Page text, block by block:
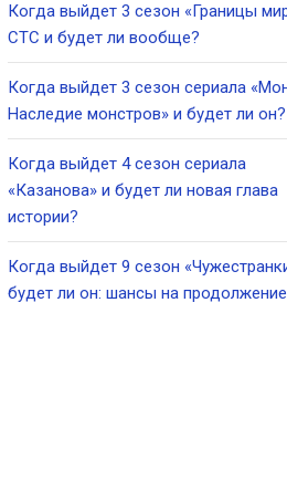
Когда выйдет 3 сезон «Границы
СТС и будет ли вообще?
Когда выйдет 3 сезон сериала
Наследие монстров» и будет ли он?
Когда выйдет 4 сезон сериала
«Казанова» и будет ли новая глава
истории?
Когда выйдет 9 сезон
будет ли он: шансы на продолжение